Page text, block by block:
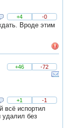
+4 -0
Вроде этим
+46
-72
+1 -1
всё испортил
удалил без